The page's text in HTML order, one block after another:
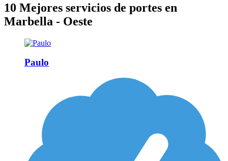
10 Mejores servicios de portes en
Marbella - Oeste
Paulo